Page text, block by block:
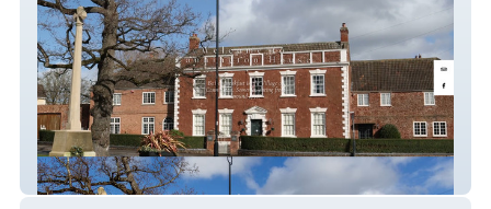
canningtonhouse